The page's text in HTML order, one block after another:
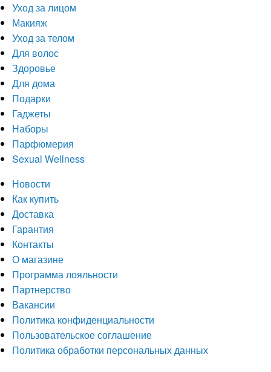
Уход за лицом
Макияж
Уход за телом
Для волос
Здоровье
Для дома
Подарки
Гаджеты
Наборы
Парфюмерия
Sexual Wellness
Новости
Как купить
Доставка
Гарантия
Контакты
О магазине
Программа лояльности
Партнерство
Вакансии
Политика конфиденциальности
Пользовательское соглашение
Политика обработки персональных данных